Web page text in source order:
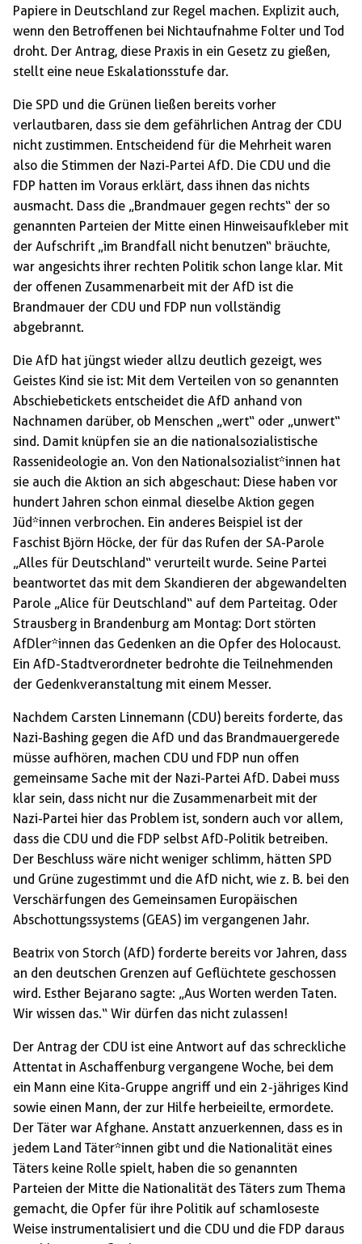
Papiere in Deutschland zur Regel machen. Explizit auch,
wenn den Betroffenen bei Nichtaufnahme Folter und Tod
droht. Der Antrag, diese Praxis in ein Gesetz zu gießen,
stellt eine neue Eskalationsstufe dar.
Die SPD und die Grünen ließen bereits vorher
verlautbaren, dass sie dem gefährlichen Antrag der CDU
nicht zustimmen. Entscheidend für die Mehrheit waren
also die Stimmen der Nazi-Partei AfD. Die CDU und die
FDP hatten im Voraus erklärt, dass ihnen das nichts
ausmacht. Dass die „Brandmauer gegen rechts“ der so
genannten Parteien der Mitte einen Hinweisaufkleber mit
der Aufschrift „im Brandfall nicht benutzen“ bräuchte,
war angesichts ihrer rechten Politik schon lange klar. Mit
der offenen Zusammenarbeit mit der AfD ist die
Brandmauer der CDU und FDP nun vollständig
abgebrannt.
Die AfD hat jüngst wieder allzu deutlich gezeigt, wes
Geistes Kind sie ist: Mit dem Verteilen von so genannten
Abschiebetickets entscheidet die AfD anhand von
Nachnamen darüber, ob Menschen „wert“ oder „unwert“
sind. Damit knüpfen sie an die nationalsozialistische
Rassenideologie an. Von den Nationalsozialist*innen hat
sie auch die Aktion an sich abgeschaut: Diese haben vor
hundert Jahren schon einmal dieselbe Aktion gegen
Jüd*innen verbrochen. Ein anderes Beispiel ist der
Faschist Björn Höcke, der für das Rufen der SA-Parole
„Alles für Deutschland“ verurteilt wurde. Seine Partei
beantwortet das mit dem Skandieren der abgewandelten
Parole „Alice für Deutschland“ auf dem Parteitag. Oder
Strausberg in Brandenburg am Montag: Dort störten
AfDler*innen das Gedenken an die Opfer des Holocaust.
Ein AfD-Stadtverordneter bedrohte die Teilnehmenden
der Gedenkveranstaltung mit einem Messer.
Nachdem Carsten Linnemann (CDU) bereits forderte, das
Nazi-Bashing gegen die AfD und das Brandmauergerede
müsse aufhören, machen CDU und FDP nun offen
gemeinsame Sache mit der Nazi-Partei AfD. Dabei muss
klar sein, dass nicht nur die Zusammenarbeit mit der
Nazi-Partei hier das Problem ist, sondern auch vor allem,
dass die CDU und die FDP selbst AfD-Politik betreiben.
Der Beschluss wäre nicht weniger schlimm, hätten SPD
und Grüne zugestimmt und die AfD nicht, wie z. B. bei den
Verschärfungen des Gemeinsamen Europäischen
Abschottungssystems (GEAS) im vergangenen Jahr.
Beatrix von Storch (AfD) forderte bereits vor Jahren, dass
an den deutschen Grenzen auf Geflüchtete geschossen
wird. Esther Bejarano sagte: „Aus Worten werden Taten.
Wir wissen das.“ Wir dürfen das nicht zulassen!
Der Antrag der CDU ist eine Antwort auf das schreckliche
Attentat in Aschaffenburg vergangene Woche, bei dem
ein Mann eine Kita-Gruppe angriff und ein 2-jähriges Kind
sowie einen Mann, der zur Hilfe herbeieilte, ermordete.
Der Täter war Afghane. Anstatt anzuerkennen, dass es in
jedem Land Täter*innen gibt und die Nationalität eines
Täters keine Rolle spielt, haben die so genannten
Parteien der Mitte die Nationalität des Täters zum Thema
gemacht, die Opfer für ihre Politik auf schamloseste
Weise instrumentalisiert und die CDU und die FDP daraus